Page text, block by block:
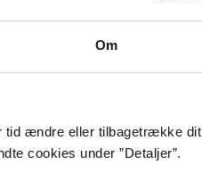
Om
tid ændre eller tilbagetrække dit
cookies under ”Detaljer”.